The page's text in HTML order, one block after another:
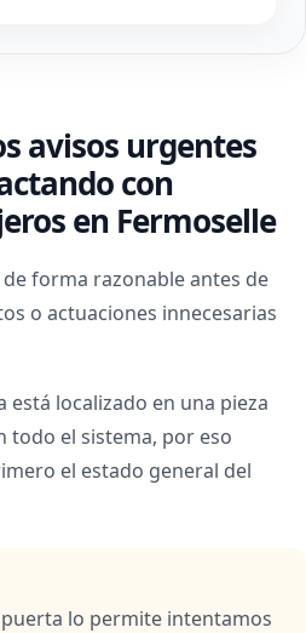
avisos urgentes
con
en Fermoselle
forma razonable antes de
o actuaciones innecesarias
está localizado en una pieza
todo el sistema, por eso
el estado general del
lo permite intentamos